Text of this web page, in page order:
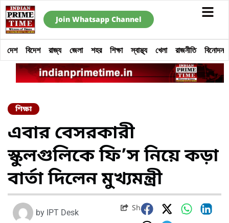
Join Whatsapp Channel
দেশ বিদেশ রাজ্য জেলা শহর শিক্ষা স্বাস্থ্য খেলা রাজনীতি বিনোদন
শিক্ষা
এবার বেসরকারী
স্কুলগুলিকে ফি’স নিয়ে কড়া
বার্তা দিলেন মুখ্যমন্ত্রী
by IPT Desk
Share